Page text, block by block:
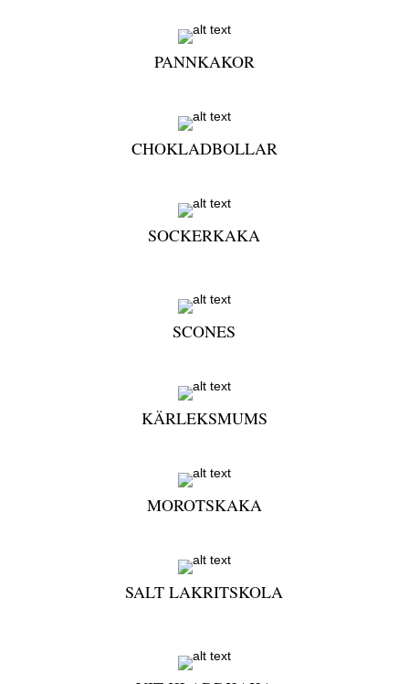
PANNKAKOR
CHOKLADBOLLAR
SOCKERKAKA
SCONES
KÄRLEKSMUMS
MOROTSKAKA
SALT LAKRITSKOLA